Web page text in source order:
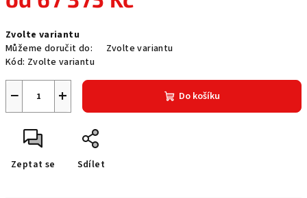
cena:
Zvolte variantu
Můžeme doručit do:
Zvolte variantu
Kód: Zvolte variantu
+
− Do košíku
Zeptat se Sdílet